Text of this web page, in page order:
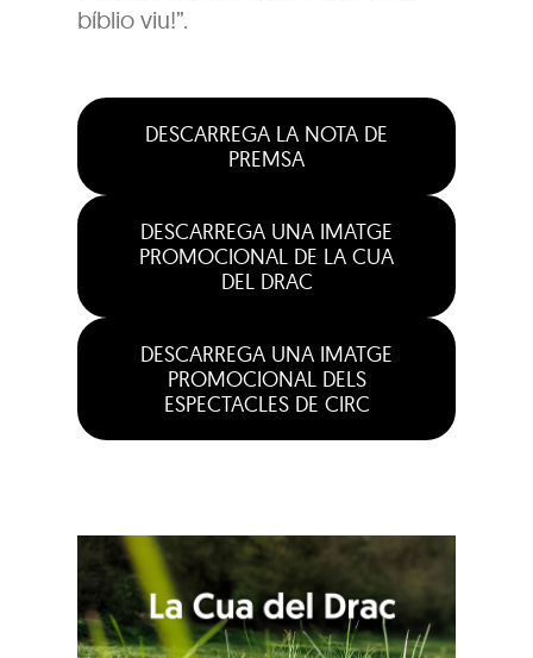
bíblio viu!”.
DESCARREGA LA NOTA DE
PREMSA
DESCARREGA UNA IMATGE
PROMOCIONAL DE LA CUA
DEL DRAC
DESCARREGA UNA IMATGE
PROMOCIONAL DELS
ESPECTACLES DE CIRC